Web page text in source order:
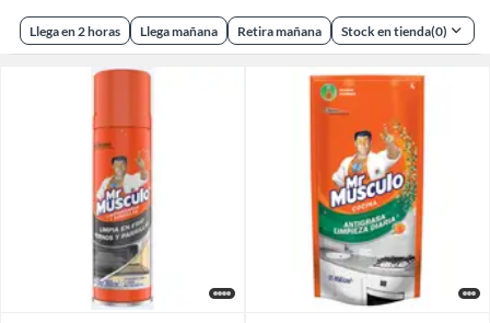
Llega en 2 horas Llega mañana Retira mañana Stock en tienda(0)